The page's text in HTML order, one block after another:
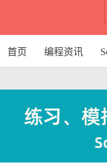
首页 编程资讯